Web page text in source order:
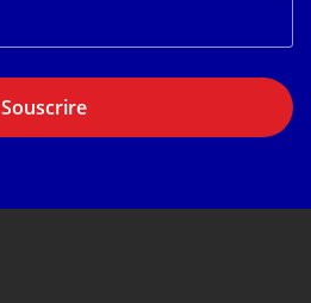
Souscrire